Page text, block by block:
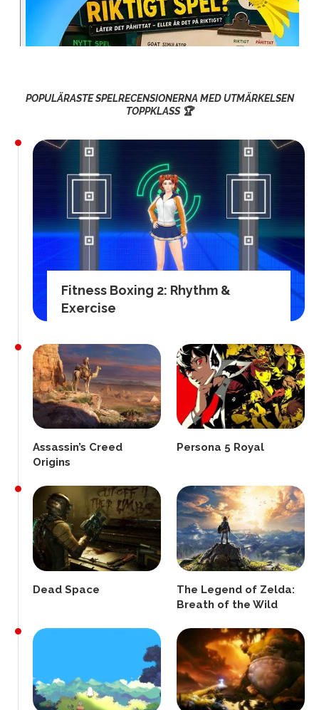
POPULÄRASTE SPELRECENSIONERNA MED UTMÄRKELSEN
TOPPKLASS 🏆
Fitness Boxing 2: Rhythm &
Exercise
Assassin’s Creed
Origins
Persona 5 Royal
Dead Space
The Legend of Zelda:
Breath of the Wild